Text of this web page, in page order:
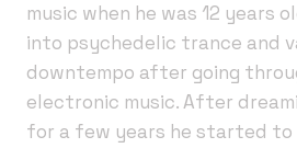
music when he was 12 years
into psychedelic trance and
downtempo after going
electronic music. After
for a few years he started to